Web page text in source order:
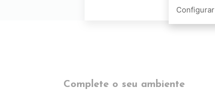
Complete o seu ambiente
Configurar